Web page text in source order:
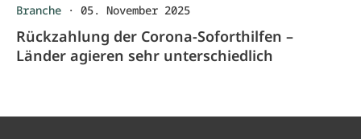
Branche · 05. November 2025
Rückzahlung der Corona-Soforthilfen –
Länder agieren sehr unterschiedlich